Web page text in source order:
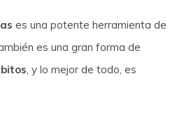
es una potente herramienta de
es una gran forma de
, y lo mejor de todo, es